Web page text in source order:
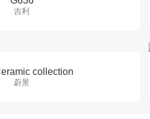
吉利
collection
蔚景